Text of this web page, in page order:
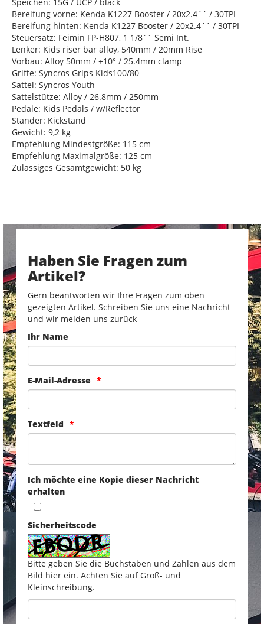
Bereifung vorne: Kenda K1227 Booster / 20x2.4´´ / 30TPI
Bereifung hinten: Kenda K1227 Booster / 20x2.4´´ / 30TPI
Steuersatz: Feimin FP-H807, 1 1/8´´ Semi Int.
Lenker: Kids riser bar alloy, 540mm / 20mm Rise
Vorbau: Alloy 50mm / +10° / 25.4mm clamp
Griffe: Syncros Grips Kids100/80
Sattel: Syncros Youth
Sattelstütze: Alloy / 26.8mm / 250mm
Pedale: Kids Pedals / w/Reflector
Ständer: Kickstand
Gewicht: 9,2 kg
Empfehlung Mindestgröße: 115 cm
Empfehlung Maximalgröße: 125 cm
Zulässiges Gesamtgewicht: 50 kg
Haben Sie Fragen zum
Artikel?
Gern beantworten wir Ihre Fragen zum oben
gezeigten Artikel. Schreiben Sie uns eine Nachricht
und wir melden uns zurück
Ihr Name
E-Mail-Adresse
Textfeld
Ich möchte eine Kopie dieser Nachricht
erhalten
Sicherheitscode
Bitte geben Sie die Buchstaben und Zahlen aus dem
Bild hier ein. Achten Sie auf Groß- und
Kleinschreibung.